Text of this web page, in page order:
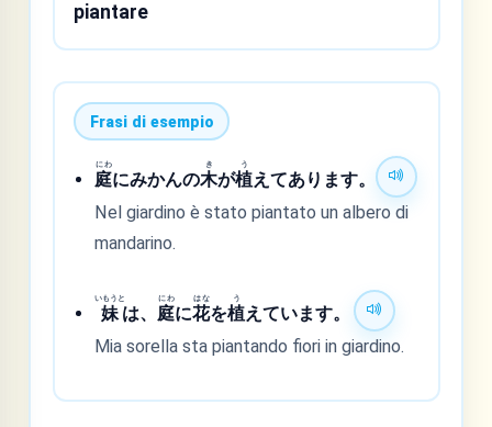
piantare
Frasi di esempio
庭
にわ
にみかんの木
き
が植
う
えてあります。
Nel giardino è stato piantato un albero di
mandarino.
妹
いもうと
は、 庭
にわ
に花
はな
を植
う
えています。
Mia sorella sta piantando fiori in giardino.